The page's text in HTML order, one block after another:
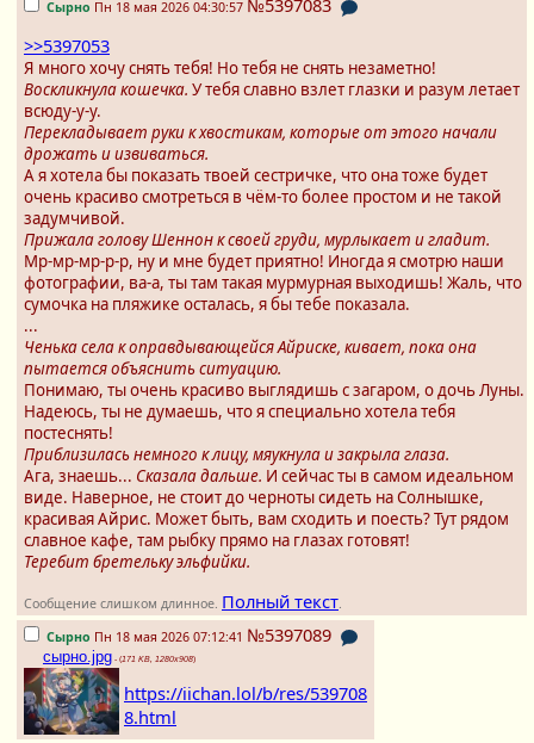
Сырно Пн 18 мая 2026 04:30:57
>>5397053
Я много хочу снять тебя! Но тебя не снять незаметно!
Воскликнула кошечка. У тебя славно взлет глазки и разум летает
всюду-у-у.
Перекладывает руки к хвостикам, которые от этого начали
дрожать и извиваться.
А я хотела бы показать твоей сестричке, что она тоже будет
очень красиво смотреться в чём-то более простом и не такой
задумчивой.
Прижала голову Шеннон к своей груди, мурлыкает и гладит.
Мр-мр-мр-р-р, ну и мне будет приятно! Иногда я смотрю наши
фотографии, ва-а, ты там такая мурмурная выходишь! Жаль, что
сумочка на пляжике осталась, я бы тебе показала.
...
Ченька села к оправдывающейся Айриске, кивает, пока она
пытается объяснить ситуацию.
Понимаю, ты очень красиво выглядишь с загаром, о дочь Луны.
Надеюсь, ты не думаешь, что я специально хотела тебя
постеснять!
Приблизилась немного к лицу, мяукнула и закрыла глаза.
Ага, знаешь... Сказала дальше. И сейчас ты в самом идеальном
виде. Наверное, не стоит до черноты сидеть на Солнышке,
красивая Айрис. Может быть, вам сходить и поесть? Тут рядом
славное кафе, там рыбку прямо на глазах готовят!
Теребит бретельку эльфийки.
Сообщение слишком длинное. Полный текст
Сырно Пн 18 мая 2026 07:12:41 №5397089
сырно.jpg - (171 KB, 1280x908)
https://iichan.lol/b/res/539708
8.html